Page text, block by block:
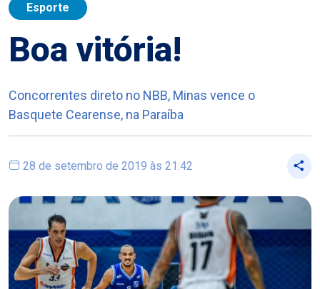
Esporte
Boa vitória!
Concorrentes direto no NBB, Minas vence o
Basquete Cearense, na Paraíba
28 de setembro de 2019 às 21:42